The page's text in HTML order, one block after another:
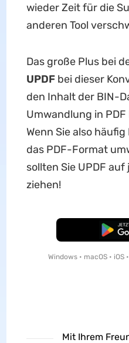
wieder Zeit für die
anderen Tool
Das große Plus bei
UPDFbei dieser
den Inhalt der BIN-
Umwandlung in
Wenn Sie also
das PDF-Format
sollten Sie UPDF
ziehen!
Windows • macOS • iOS
Mit Ihrem